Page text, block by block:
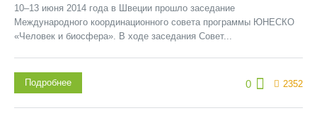
10–13 июня 2014 года в Швеции прошло заседание
Международного координационного совета программы ЮНЕСКО
«Человек и биосфера». В ходе заседания Совет...
0 2352
Подробнее